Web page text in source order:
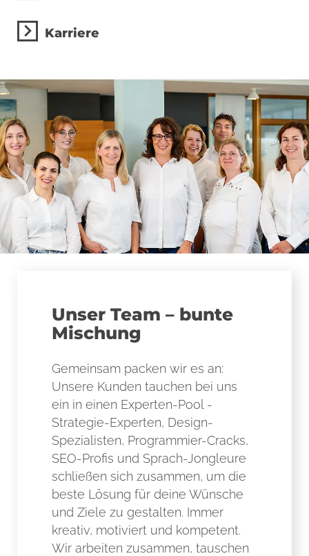
Karriere
Unser Team – bunte
Mischung
Gemeinsam packen wir es an:
Unsere Kunden tauchen bei uns
ein in einen Experten-Pool -
Strategie-Experten, Design-
Spezialisten, Programmier-Cracks,
SEO-Profis und Sprach-Jongleure
schließen sich zusammen, um die
beste Lösung für deine Wünsche
und Ziele zu gestalten. Immer
kreativ, motiviert und kompetent.
Wir arbeiten zusammen, tauschen